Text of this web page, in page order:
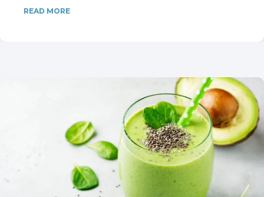
READ MORE